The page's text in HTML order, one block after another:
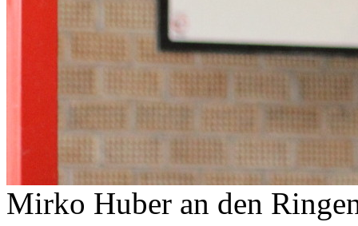
Mirko Huber an den